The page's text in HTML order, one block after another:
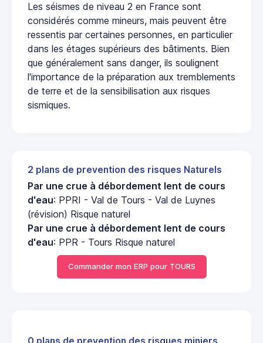
Les séismes de niveau 2 en France sont
considérés comme mineurs, mais peuvent être
ressentis par certaines personnes, en particulier
dans les étages supérieurs des bâtiments. Bien
que généralement sans danger, ils soulignent
l'importance de la préparation aux tremblements
de terre et de la sensibilisation aux risques
sismiques.
2 plans de prevention des risques Naturels
Par une crue à débordement lent de cours
d'eau: PPRI - Val de Tours - Val de Luynes
(révision) Risque naturel
Par une crue à débordement lent de cours
d'eau: PPR - Tours Risque naturel
Commander mon ERP pour TOURS
0 plans de prevention des risques miniers